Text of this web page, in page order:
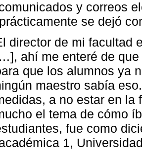
y correos
se dejó
director de mi facultad
ahí me enteré de
que los alumnos ya
maestro sabía
a no estar en la
el tema de cómo
fue como
1,